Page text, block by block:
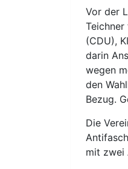
Vor der
(CDU),
darin
wegen
den
Bezug.
Die
mit zwei